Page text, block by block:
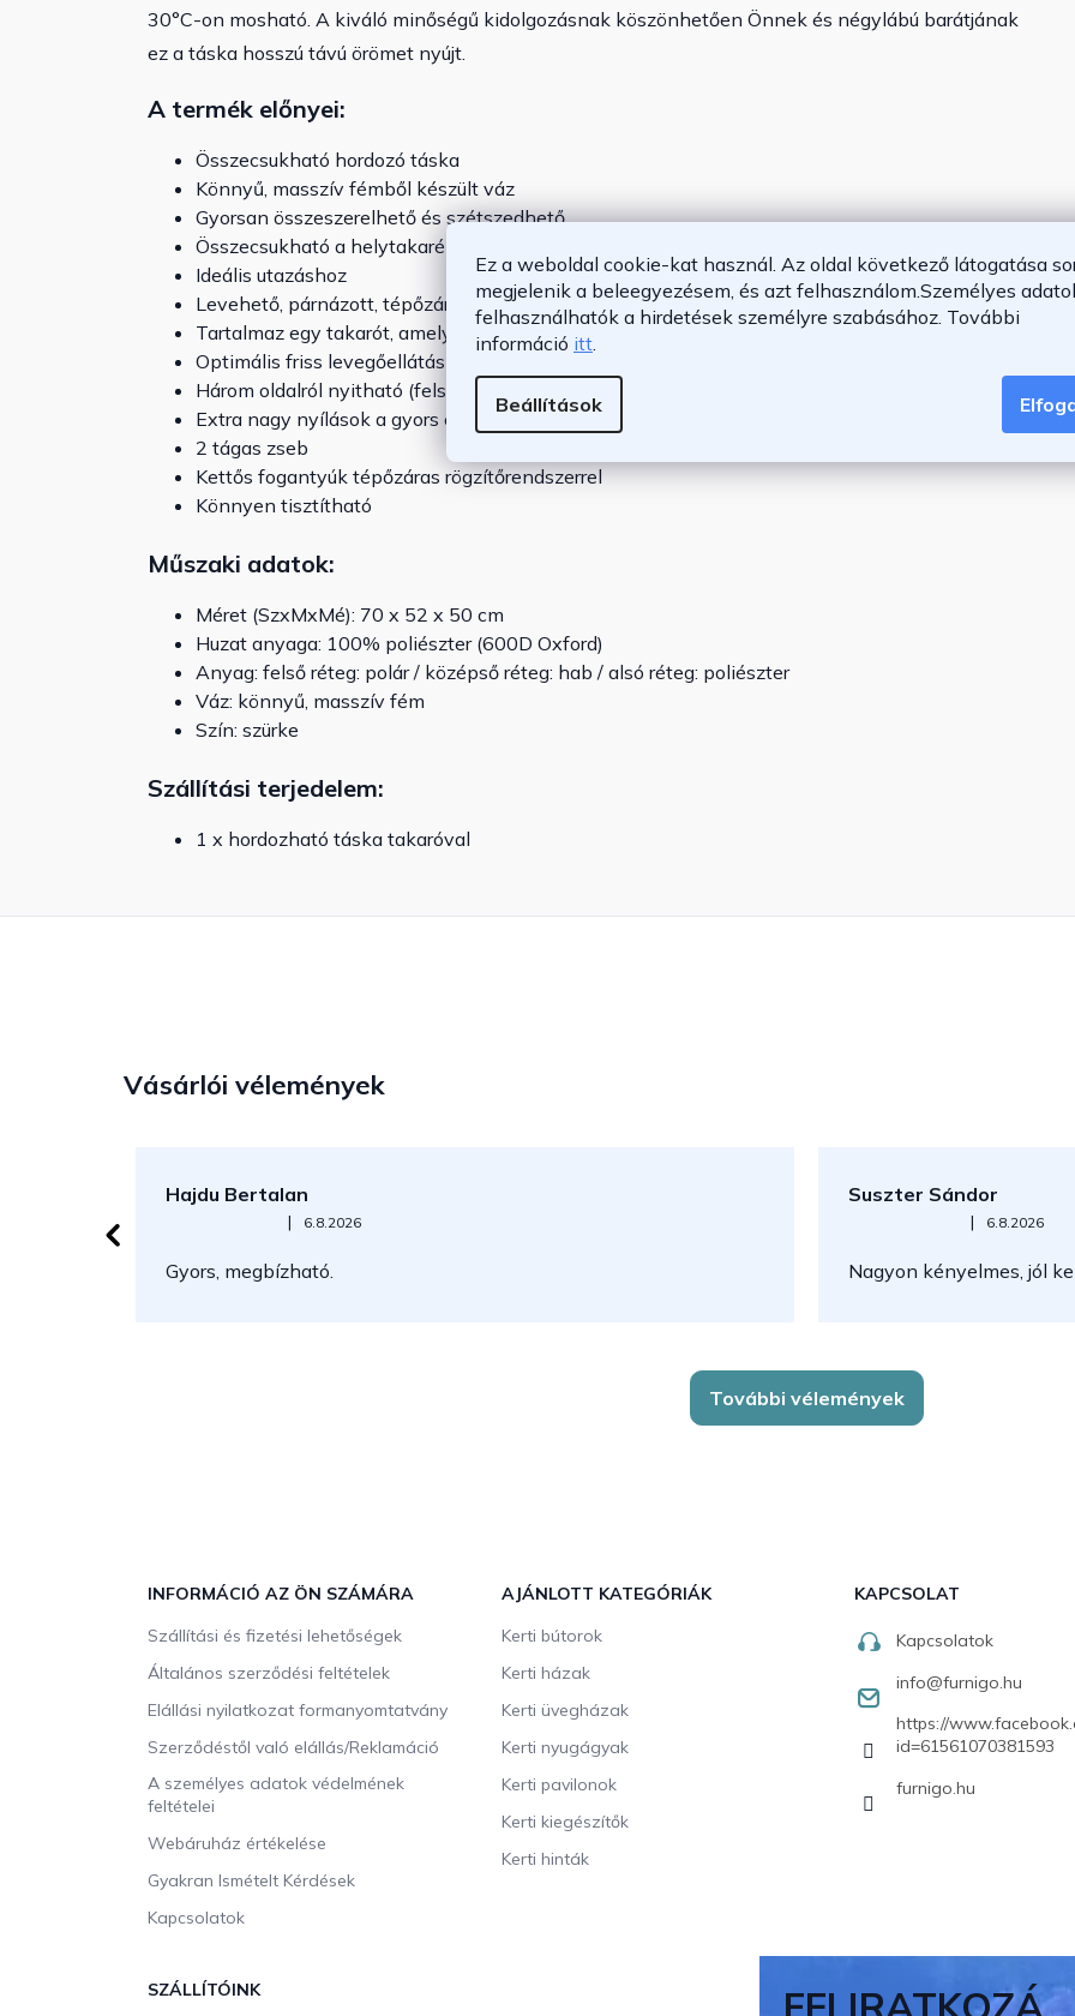
Ez a weboldal cookie-kat használ. Az oldal következő látogatása
megjelenik a beleegyezésem, és azt felhasználom. Személyes
felhasználhatók a hirdetések személyre szabásához. További
információ itt
Beállítások
30°C-on mosható. A kiváló minőségű kidolgozásnak köszönhetően Önnek és négylábú barátjának
ez a táska hosszú távú örömet nyújt.
A termék előnyei:
Összecsukható hordozó táska
Könnyű, masszív fémből készült váz
Gyorsan összeszerelhető és szétszedhető
Összecsukható a helytakarékosság érdekében
Ideális utazáshoz
Levehető, párnázott, tépőzáras takaró
Tartalmaz egy takarót, amely 30 fokon mosható
Optimális friss levegőellátás a megerősített és tartós hálós paneleknek köszönhetően
Három oldalról nyitható (felső, elülső, oldalsó)
Extra nagy nyílások a gyors és egyszerű bejutás érdekében
2 tágas zseb
Kettős fogantyúk tépőzáras rögzítőrendszerrel
Könnyen tisztítható
Műszaki adatok:
Méret (SzxMxMé): 70 x 52 x 50 cm
Huzat anyaga: 100% poliészter (600D Oxford)
Anyag: felső réteg: polár / középső réteg: hab / alsó réteg: poliészter
Váz: könnyű, masszív fém
Szín: szürke
Szállítási terjedelem:
1 x hordozható táska takaróval
Vásárlói vélemények
Hajdu Bertalan
Az áruház értékelése 5-ből 5 csillag.
| 6.8.2026
Gyors, megbízható.
Suszter Sándor
Az áruház értékelése 5-ből
| 6.8.2026
Nagyon kényelmes, jól
További vélemények
INFORMÁCIÓ AZ ÖN SZÁMÁRA
Szállítási és fizetési lehetőségek
Általános szerződési feltételek
Elállási nyilatkozat formanyomtatvány
Szerződéstől való elállás/Reklamáció
A személyes adatok védelmének
feltételei
Webáruház értékelése
Gyakran Ismételt Kérdések
Kapcsolatok
AJÁNLOTT KATEGÓRIÁK
Kerti bútorok
Kerti házak
Kerti üvegházak
Kerti nyugágyak
Kerti pavilonok
Kerti kiegészítők
Kerti hinták
KAPCSOLAT
Kapcsolatok
info@furnigo.hu
https://
id=61561070381593
furnigo.hu
SZÁLLÍTÓINK